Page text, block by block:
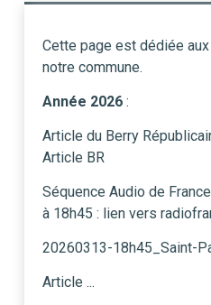
Cette page est dédiée
notre commune.
Année 2026 :
Article du Berry
Article BR
Séquence Audio de
à 18h45 : lien vers
20260313-18h45_Saint-
Article ...